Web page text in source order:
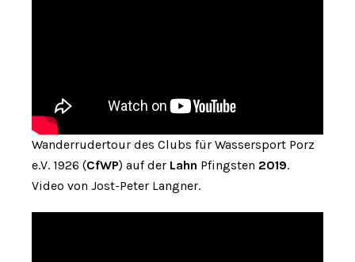
Wanderrudertour des Clubs für Wassersport Porz
e.V. 1926 (CfWP) auf der Lahn Pfingsten 2019.
Video von Jost-Peter Langner.